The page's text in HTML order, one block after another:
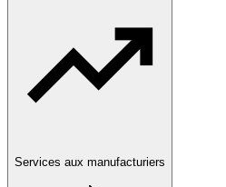
Services aux manufacturiers